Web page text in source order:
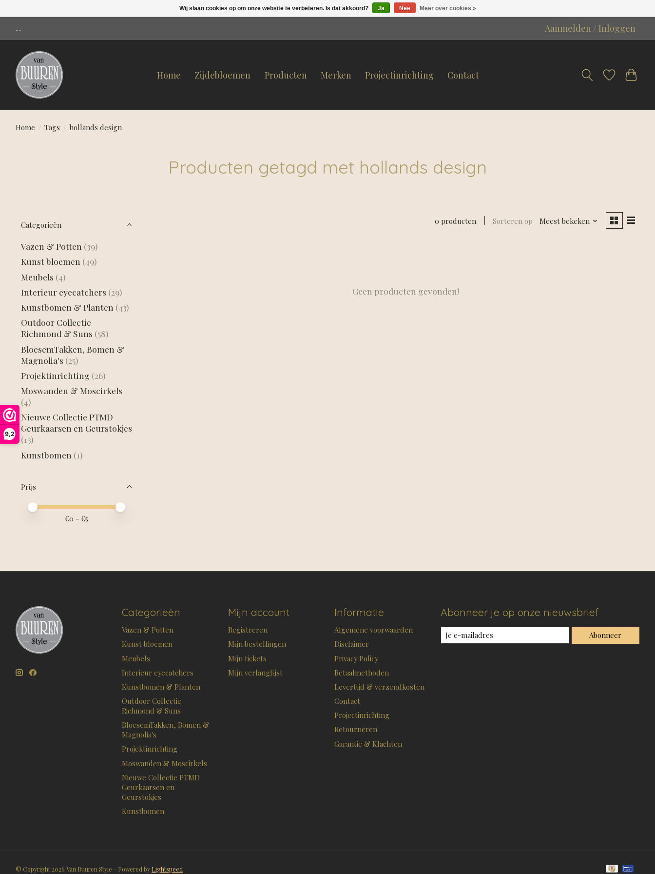
9,2
.... Aanmelden / Inloggen
Home Zijdebloemen Producten Merken Projectinrichting Contact
Home / Tags / hollands design
Producten getagd met hollands design
Categorieën
Vazen & Potten (39)
Kunst bloemen (49)
Meubels (4)
Interieur eyecatchers (29)
Kunstbomen & Planten (43)
Outdoor Collectie
Richmond & Suns (58)
BloesemTakken, Bomen &
Magnolia's (25)
Projektinrichting (26)
Moswanden & Moscirkels
(4)
Nieuwe Collectie PTMD
Geurkaarsen en Geurstokjes
(13)
Kunstbomen (1)
Prijs
Minimale prijswaarde
Price maximum value
€0 - €5
0 producten Sorteren op Meest bekeken
Geen producten gevonden!
Categorieën
Vazen & Potten
Kunst bloemen
Meubels
Interieur eyecatchers
Kunstbomen & Planten
Outdoor Collectie
Richmond & Suns
BloesemTakken, Bomen &
Magnolia's
Projektinrichting
Moswanden & Moscirkels
Nieuwe Collectie PTMD
Geurkaarsen en
Geurstokjes
Kunstbomen
Mijn account
Registreren
Mijn bestellingen
Mijn tickets
Mijn verlanglijst
Informatie
Algemene voorwaarden
Disclaimer
Privacy Policy
Betaalmethoden
Levertijd & verzendkosten
Contact
Projectinrichting
Retourneren
Garantie & Klachten
Abonneer je op onze nieuwsbrief
Abonneer
© Copyright 2026 Van Buuren Style - Powered by Lightspeed
Wij slaan cookies op om onze website te verbeteren. Is dat akkoord? Ja Nee Meer over cookies »